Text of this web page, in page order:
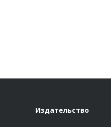
Издательство